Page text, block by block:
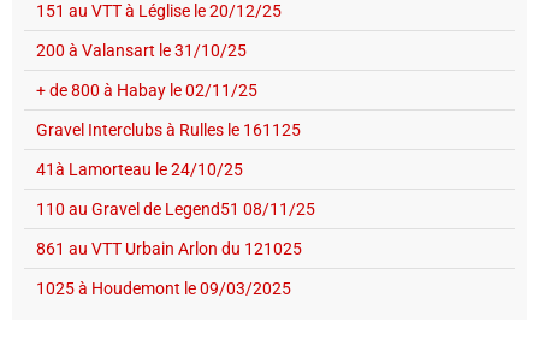
151 au VTT à Léglise le 20/12/25
200 à Valansart le 31/10/25
+ de 800 à Habay le 02/11/25
Gravel Interclubs à Rulles le 161125
41à Lamorteau le 24/10/25
110 au Gravel de Legend51 08/11/25
861 au VTT Urbain Arlon du 121025
1025 à Houdemont le 09/03/2025